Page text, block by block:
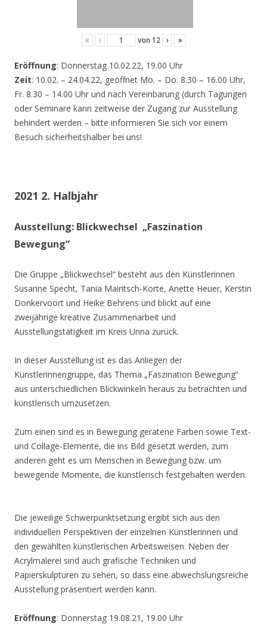
« ‹ von 12 › »
Eröffnung: Donnerstag 10.02.22, 19.00 Uhr
Zeit: 10.02. – 24.04.22, geöffnet Mo. – Do. 8.30 – 16.00 Uhr,
Fr. 8.30 – 14.00 Uhr und nach Vereinbarung (durch Tagungen
oder Seminare kann zeitweise der Zugang zur Ausstellung
behindert werden – bitte informieren Sie sich vor einem
Besuch sicherheitshalber bei uns!
2021 2. Halbjahr
Ausstellung: Blickwechsel „Faszination
Bewegung“
Die Gruppe „Blickwechsel“ besteht aus den Künstlerinnen
Susanne Specht, Tania Mairitsch-Korte, Anette Heuer, Kerstin
Donkervoort und Heike Behrens und blickt auf eine
zweijährige kreative Zusammenarbeit und
Ausstellungstätigkeit im Kreis Unna zurück.
In dieser Ausstellung ist es das Anliegen der
Künstlerinnengruppe, das Thema „Faszination Bewegung“
aus unterschiedlichen Blickwinkeln heraus zu betrachten und
künstlerisch umzusetzen.
Zum einen sind es in Bewegung geratene Farben sowie Text-
und Collage-Elemente, die ins Bild gesetzt werden, zum
anderen geht es um Menschen in Bewegung bzw. um
bewegende Momente, die künstlerisch festgehalten werden.
Die jeweilige Schwerpunktsetzung ergibt sich aus den
individuellen Perspektiven der einzelnen Künstlerinnen und
den gewählten künstlerischen Arbeitsweisen. Neben der
Acrylmalerei sind auch grafische Techniken und
Papierskulpturen zu sehen, so dass eine abwechslungsreiche
Ausstellung präsentiert werden kann.
Eröffnung: Donnerstag 19.08.21, 19.00 Uhr